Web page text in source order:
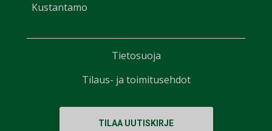
Kustantamo
TILAA UUTISKIRJE
Tietosuoja
Tilaus- ja toimitusehdot